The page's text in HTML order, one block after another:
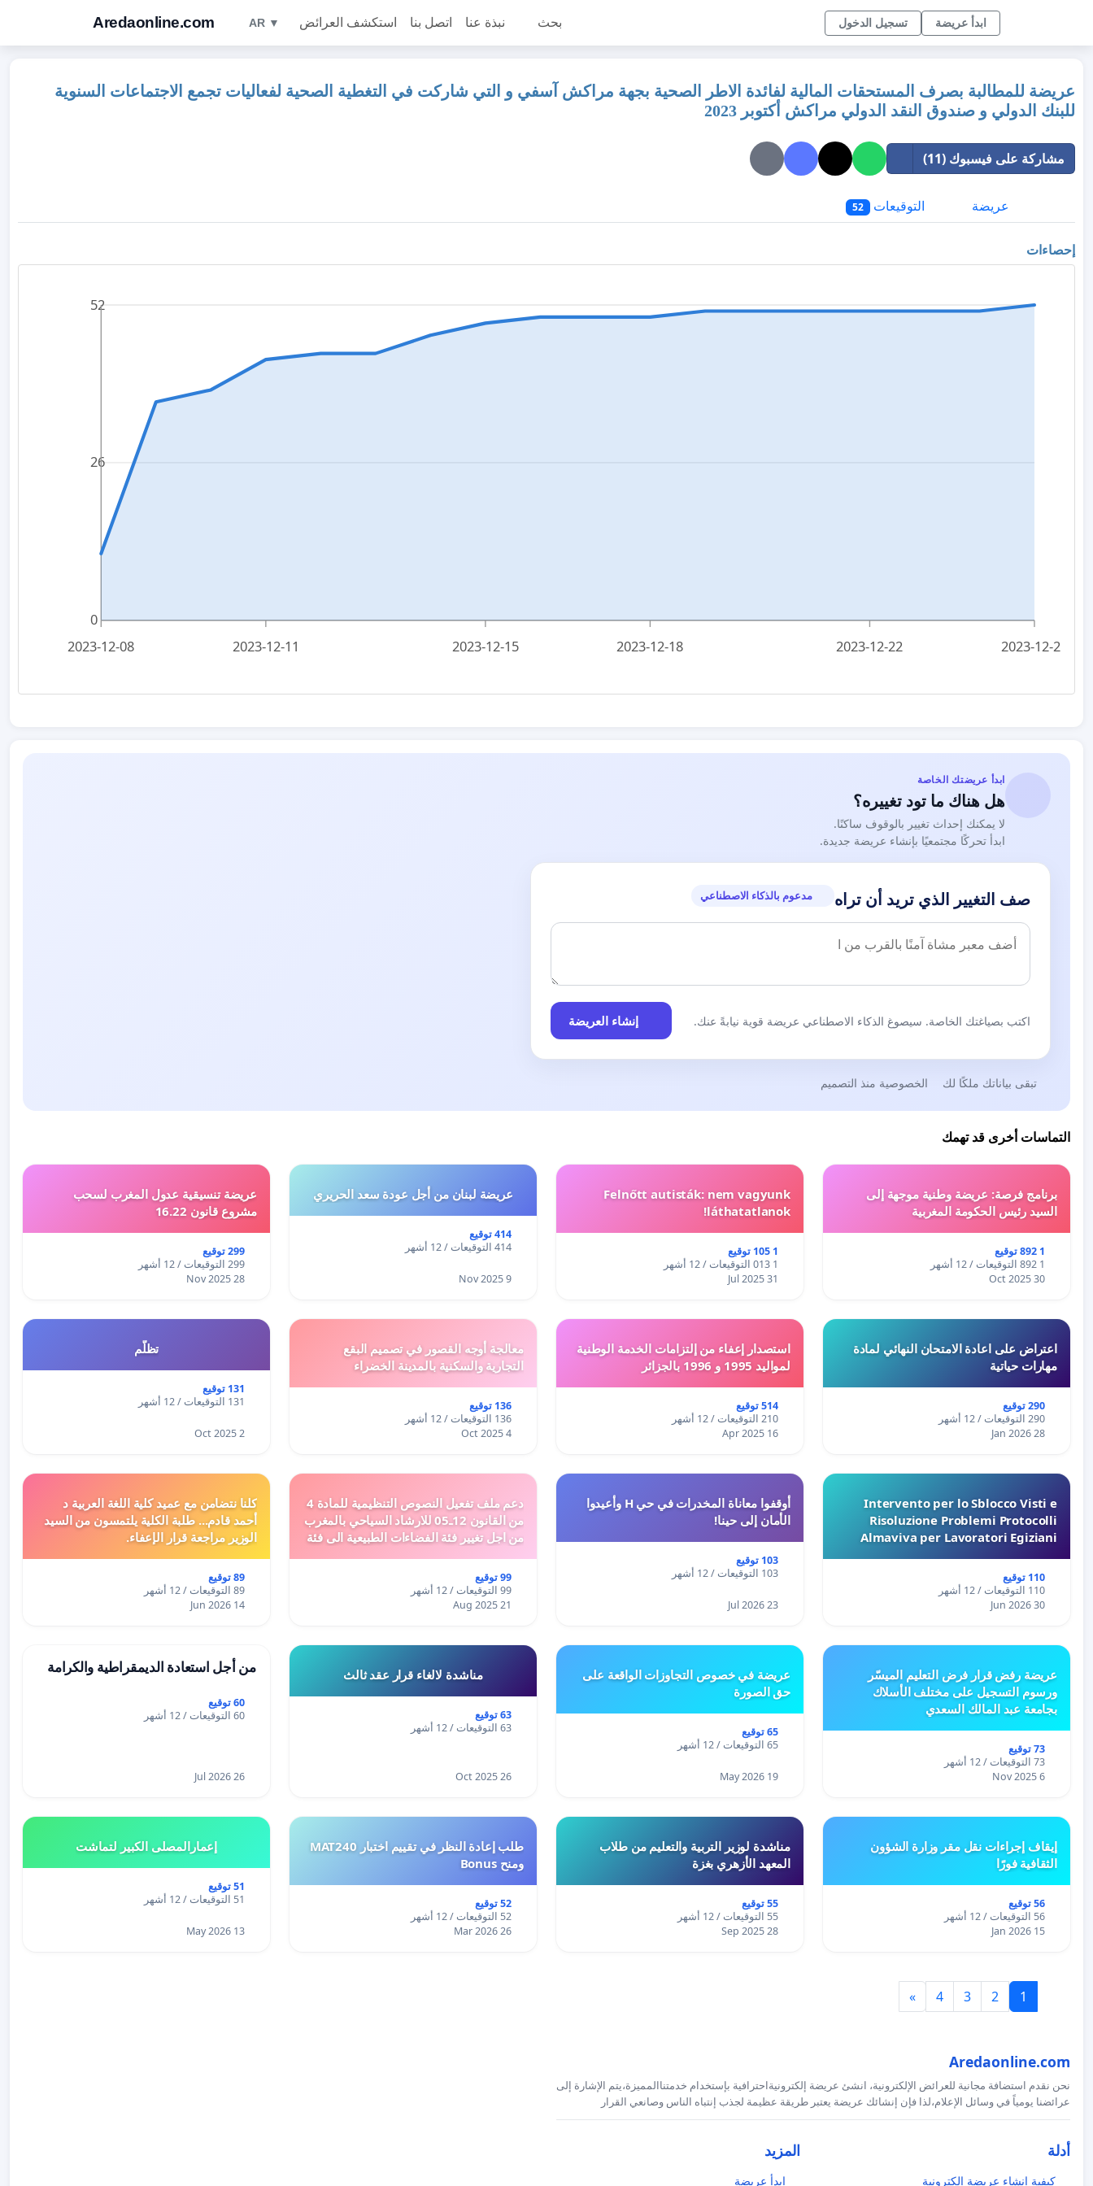
Aredaonline.com AR ▼ استكشف العرائض اتصل بنا نبذة عنا بحث تسجيل الدخول ابدأ عريضة
عريضة للمطالبة بصرف المستحقات المالية لفائدة الاطر الصحية بجهة مراكش آسفي و التي شاركت في التغطية الصحية لفعاليات تجمع الاجتماعات السنوية
للبنك الدولي و صندوق النقد الدولي مراكش أكتوبر 2023
مشاركة على فيسبوك (11)
عريضة التوقيعات 52
إحصاءات
0
26
52
2023-12-08 2023-12-11 2023-12-15 2023-12-18 2023-12-22 2023-12-25
ابدأ عريضتك الخاصة
هل هناك ما تود تغييره؟
لا يمكنك إحداث تغيير بالوقوف ساكنًا.
ابدأ تحركًا مجتمعيًا بإنشاء عريضة جديدة.
صف التغيير الذي تريد أن تراه مدعوم بالذكاء الاصطناعي
اكتب بصياغتك الخاصة. سيصوغ الذكاء الاصطناعي عريضة قوية نيابةً عنك. إنشاء العريضة
تبقى بياناتك ملكًا لك الخصوصية منذ التصميم
التماسات أخرى قد تهمك
برنامج فرصة: عريضة وطنية موجهة إلى
السيد رئيس الحكومة المغربية
1 892 توقيع
1 892 التوقيعات / 12 أشهر
30 Oct 2025
Felnőtt autisták: nem vagyunk
láthatatlanok!
1 105 توقيع
1 013 التوقيعات / 12 أشهر
31 Jul 2025
عريضة لبنان من أجل عودة سعد الحريري
414 توقيع
414 التوقيعات / 12 أشهر
9 Nov 2025
عريضة تنسيقية عدول المغرب لسحب
مشروع قانون 16.22
299 توقيع
299 التوقيعات / 12 أشهر
28 Nov 2025
اعتراض على اعادة الامتحان النهائي لمادة
مهارات حياتية
290 توقيع
290 التوقيعات / 12 أشهر
28 Jan 2026
استصدار إعفاء من إلتزامات الخدمة الوطنية
لمواليد 1995 و 1996 بالجزائر
514 توقيع
210 التوقيعات / 12 أشهر
16 Apr 2025
معالجة أوجه القصور في تصميم البقع
التجارية والسكنية بالمدينة الخضراء
136 توقيع
136 التوقيعات / 12 أشهر
4 Oct 2025
تظلّم
131 توقيع
131 التوقيعات / 12 أشهر
2 Oct 2025
Intervento per lo Sblocco Visti e
Risoluzione Problemi Protocolli
Almaviva per Lavoratori Egiziani
110 توقيع
110 التوقيعات / 12 أشهر
30 Jun 2026
أوقفوا معاناة المخدرات في حي H وأعيدوا
الأمان إلى حينا!
103 توقيع
103 التوقيعات / 12 أشهر
23 Jul 2026
دعم ملف تفعيل النصوص التنظيمية للمادة 4
من القانون 12ـ05 للارشاد السياحي بالمغرب
من اجل تغيير فئة الفضاءات الطبيعية الى فئة
99 توقيع
99 التوقيعات / 12 أشهر
21 Aug 2025
كلنا نتضامن مع عميد كلية اللغة العربية د
أحمد قادم... طلبة الكلية يلتمسون من السيد
الوزير مراجعة قرار الإعفاء.
89 توقيع
89 التوقيعات / 12 أشهر
14 Jun 2026
عريضة رفض قرار فرض التعليم الميسّر
ورسوم التسجيل على مختلف الأسلاك
بجامعة عبد المالك السعدي
73 توقيع
73 التوقيعات / 12 أشهر
6 Nov 2025
عريضة في خصوص التجاوزات الواقعة على
حق الصورة
65 توقيع
65 التوقيعات / 12 أشهر
19 May 2026
مناشدة لالغاء قرار عقد ثالث
63 توقيع
63 التوقيعات / 12 أشهر
26 Oct 2025
من أجل استعادة الديمقراطية والكرامة
60 توقيع
60 التوقيعات / 12 أشهر
26 Jul 2026
إيقاف إجراءات نقل مقر وزارة الشؤون
الثقافية فورًا
56 توقيع
56 التوقيعات / 12 أشهر
15 Jan 2026
مناشدة لوزير التربية والتعليم من طلاب
المعهد الأزهري بغزة
55 توقيع
55 التوقيعات / 12 أشهر
28 Sep 2025
طلب إعادة النظر في تقييم اختبار MAT240
ومنح Bonus
52 توقيع
52 التوقيعات / 12 أشهر
26 Mar 2026
إعمارالمصلى الكبير لتماشت
51 توقيع
51 التوقيعات / 12 أشهر
13 May 2026
1
2
3
4
»
Aredaonline.com
نحن نقدم استضافة مجانية للعرائض الإلكترونية، انشئ عريضة إلكترونيةاحترافية بإستخدام خدمتناالمميزة،يتم الإشارة إلى
عرائضنا يومياً في وسائل الإعلام،لذا فإن إنشائك عريضة يعتبر طريقة عظيمة لجذب إنتباه الناس وصانعي القرار
أدلة
كيفية إنشاء عريضة إلكترونية
المزيد
ابدأ عريضة